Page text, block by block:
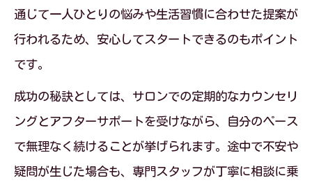
通じて一人ひとりの悩みや生活習慣に合わせた提案が
行われるため、安心してスタートできるのもポイント
です。
成功の秘訣としては、サロンでの定期的なカウンセリ
ングとアフターサポートを受けながら、自分のペース
で無理なく続けることが挙げられます。途中で不安や
疑問が生じた場合も、専門スタッフが丁寧に相談に乗